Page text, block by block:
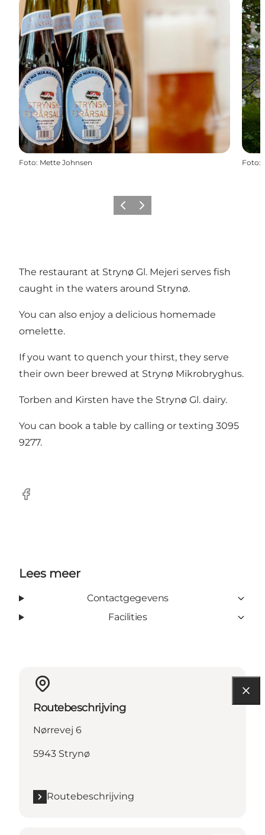
Foto: Mette Johnsen Foto:
Vorige Volgende
The restaurant at Strynø Gl. Mejeri serves fish
caught in the waters around Strynø.
You can also enjoy a delicious homemade
omelette.
If you want to quench your thirst, they serve
their own beer brewed at Strynø Mikrobryghus.
Torben and Kirsten have the Strynø Gl. dairy.
You can book a table by calling or texting 3095
9277.
Facebook
Lees meer
Contactgegevens
Facilities
Routebeschrijving
Nørrevej 6
5943 Strynø
Routebeschrijving